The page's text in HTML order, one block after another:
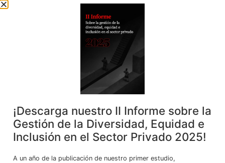
ESCUCHAR EN:
¡Descarga nuestro II Informe sobre la
Gestión de la Diversidad, Equidad e
Inclusión en el Sector Privado 2025!
A un año de la publicación de nuestro primer estudio,